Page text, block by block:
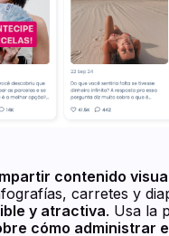
contenido
carretes y
y atractiva. Usa la
cómo administrar